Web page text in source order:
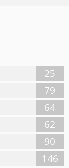
25
79
64
62
90
146